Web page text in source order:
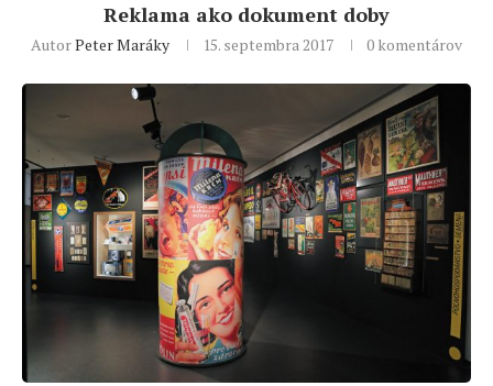
Reklama ako dokument doby
AutorPeter Maráky 15. septembra 2017 0 komentárov